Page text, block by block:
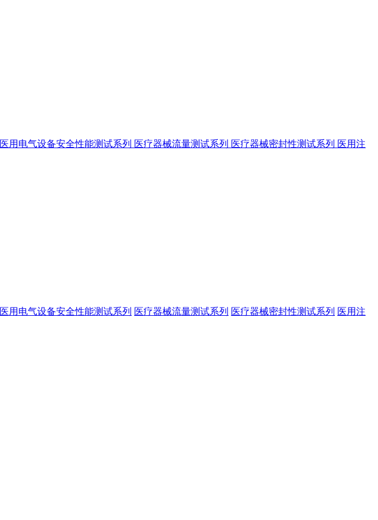
医用电气设备安全性能测试系列 医疗器械流量测试系列 医疗器械密封性测试系列 医用注
医用电气设备安全性能测试系列 医疗器械流量测试系列 医疗器械密封性测试系列 医用注